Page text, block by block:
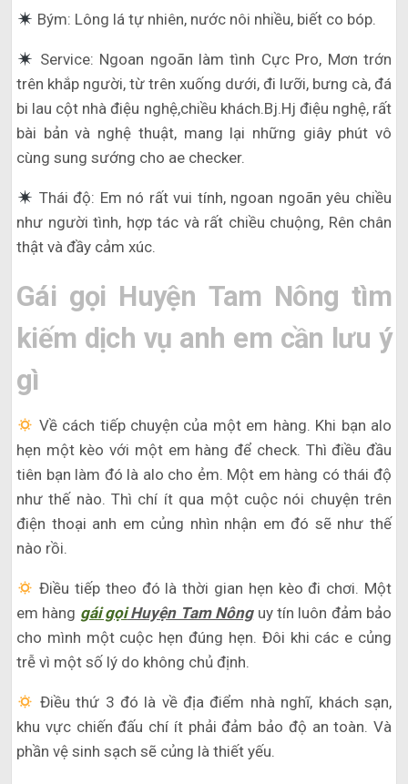
Bým: Lông lá tự nhiên, nước nôi nhiều, biết co bóp.
Service: Ngoan ngoãn làm tình Cực Pro, Mơn trớn
trên khắp người, từ trên xuống dưới, đi lưỡi, bưng cà, đá
bi lau cột nhà điệu nghệ,chiều khách.Bj.Hj điệu nghệ, rất
bài bản và nghệ thuật, mang lại những giây phút vô
cùng sung sướng cho ae checker.
Thái độ: Em nó rất vui tính, ngoan ngoãn yêu chiều
như người tình, hợp tác và rất chiều chuộng, Rên chân
thật và đầy cảm xúc.
Gái gọi Huyện Tam Nông tìm
kiếm dịch vụ anh em cần lưu ý
gì
Về cách tiếp chuyện của một em hàng. Khi bạn alo
hẹn một kèo với một em hàng để check. Thì điều đầu
tiên bạn làm đó là alo cho ẻm. Một em hàng có thái độ
như thế nào. Thì chí ít qua một cuộc nói chuyện trên
điện thoại anh em củng nhìn nhận em đó sẽ như thế
nào rồi.
Điều tiếp theo đó là thời gian hẹn kèo đi chơi. Một
em hàng gái gọiHuyện Tam Nônguy tín luôn đảm bảo
cho mình một cuộc hẹn đúng hẹn. Đôi khi các e củng
trễ vì một số lý do không chủ định.
Điều thứ 3 đó là về địa điểm nhà nghĩ, khách sạn,
khu vực chiến đấu chí ít phải đảm bảo độ an toàn. Và
phần vệ sinh sạch sẽ củng là thiết yếu.